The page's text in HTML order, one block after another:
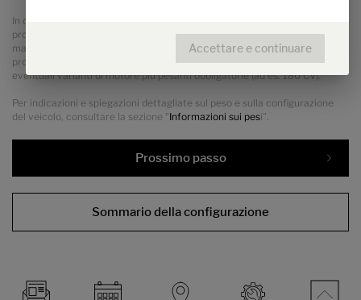
In caso di portata maggiorata aumenta la massa specificata dal
produttore per la dotazione opzionale. La maggiorazione risulta dal
maggiore carico utile grazie al telaio alternativo. Vanno sottratti il peso
proprio maggiore del telaio alternativo e soprattutto il peso delle
eventuali varianti di motore più pesanti obbligatorie (ad es. 180 CV).
Per indicazioni e spiegazioni dettagliate sul peso e sulla configurazione
del veicolo, consultare la sezione "Informazioni sui pesi".
Prossimo passo
Sommario della configurazione
Accettare e continuare